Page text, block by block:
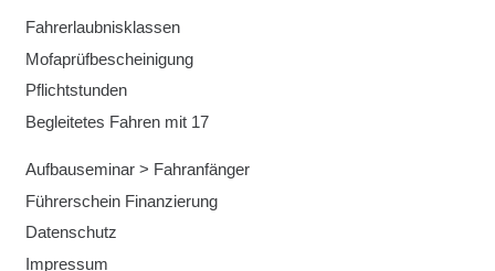
Fahrerlaubnisklassen
Mofaprüfbescheinigung
Pflichtstunden
Begleitetes Fahren mit 17
Aufbauseminar > Fahranfänger
Führerschein Finanzierung
Datenschutz
Impressum